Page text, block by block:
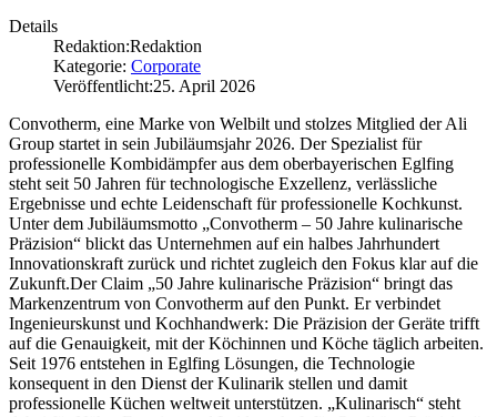
Details
Redaktion:Redaktion
Kategorie: Corporate
Veröffentlicht:25. April 2026
Convotherm, eine Marke von Welbilt und stolzes Mitglied der Ali
Group startet in sein Jubiläumsjahr 2026. Der Spezialist für
professionelle Kombidämpfer aus dem oberbayerischen Eglfing
steht seit 50 Jahren für technologische Exzellenz, verlässliche
Ergebnisse und echte Leidenschaft für professionelle Kochkunst.
Unter dem Jubiläumsmotto „Convotherm – 50 Jahre kulinarische
Präzision“ blickt das Unternehmen auf ein halbes Jahrhundert
Innovationskraft zurück und richtet zugleich den Fokus klar auf die
Zukunft.Der Claim „50 Jahre kulinarische Präzision“ bringt das
Markenzentrum von Convotherm auf den Punkt. Er verbindet
Ingenieurskunst und Kochhandwerk: Die Präzision der Geräte trifft
auf die Genauigkeit, mit der Köchinnen und Köche täglich arbeiten.
Seit 1976 entstehen in Eglfing Lösungen, die Technologie
konsequent in den Dienst der Kulinarik stellen und damit
professionelle Küchen weltweit unterstützen. „Kulinarisch“ steht